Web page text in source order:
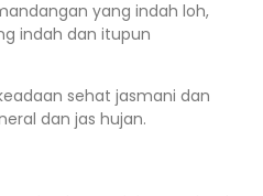
yang indah loh,
indah dan itupun
sehat jasmani dan
dan jas hujan.